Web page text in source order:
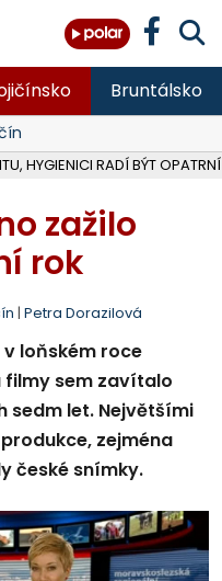
Bruntálsko
HYGIENICI RADÍ BÝT OPATRNÍ
zažilo
rok
| Petra Dorazilová
loňském roce
filmy sem zavítalo
sedm let. Největšími
zejména
české snímky.